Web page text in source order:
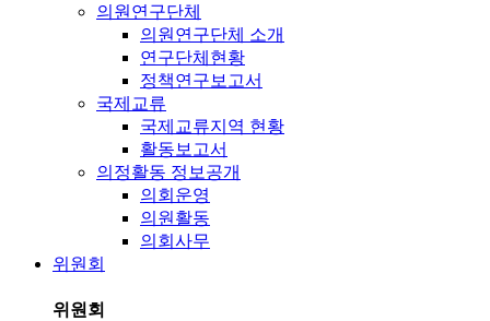
의원연구단체
의원연구단체 소개
연구단체현황
정책연구보고서
국제교류
국제교류지역 현황
활동보고서
의정활동 정보공개
의회운영
의원활동
의회사무
위원회
위원회